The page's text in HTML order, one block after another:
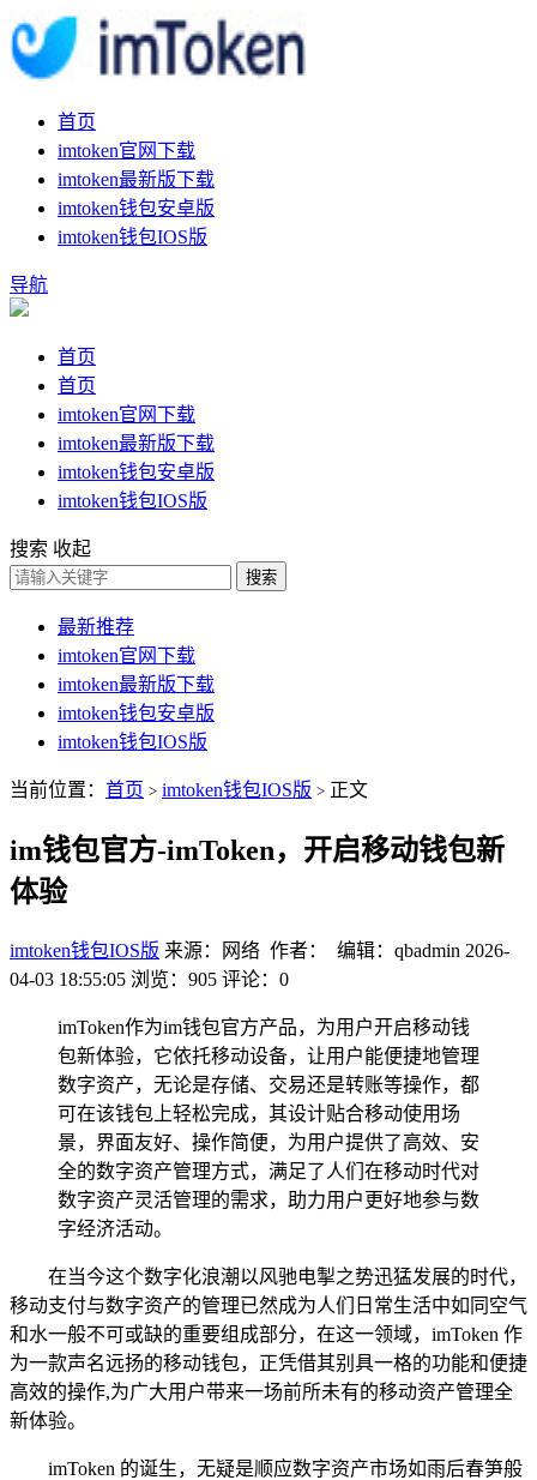
首页
imtoken官网下载
imtoken最新版下载
imtoken钱包安卓版
imtoken钱包IOS版
导航
首页
首页
imtoken官网下载
imtoken最新版下载
imtoken钱包安卓版
imtoken钱包IOS版
搜索 收起
搜索
最新推荐
imtoken官网下载
imtoken最新版下载
imtoken钱包安卓版
imtoken钱包IOS版
当前位置： 首页 > imtoken钱包IOS版 > 正文
im钱包官方-imToken，开启移动钱包新
体验
imtoken钱包IOS版 来源：网络 作者： 编辑：qbadmin 2026-
04-03 18:55:05 浏览：905 评论：0
imToken作为im钱包官方产品，为用户开启移动钱
包新体验，它依托移动设备，让用户能便捷地管理
数字资产，无论是存储、交易还是转账等操作，都
可在该钱包上轻松完成，其设计贴合移动使用场
景，界面友好、操作简便，为用户提供了高效、安
全的数字资产管理方式，满足了人们在移动时代对
数字资产灵活管理的需求，助力用户更好地参与数
字经济活动。
在当今这个数字化浪潮以风驰电掣之势迅猛发展的时代，
移动支付与数字资产的管理已然成为人们日常生活中如同空气
和水一般不可或缺的重要组成部分，在这一领域，imToken 作
为一款声名远扬的移动钱包，正凭借其别具一格的功能和便捷
高效的操作,为广大用户带来一场前所未有的移动资产管理全
新体验。
imToken 的诞生，无疑是顺应数字资产市场如雨后春笋般